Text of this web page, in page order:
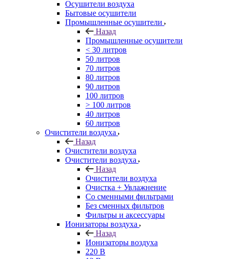
Осушители воздуха
Бытовые осушители
Промышленные осушители
Назад
Промышленные осушители
< 30 литров
50 литров
70 литров
80 литров
90 литров
100 литров
> 100 литров
40 литров
60 литров
Очистители воздуха
Назад
Очистители воздуха
Очистители воздуха
Назад
Очистители воздуха
Очистка + Увлажнение
Cо сменными фильтрами
Без сменных фильтров
Фильтры и аксессуары
Ионизаторы воздуха
Назад
Ионизаторы воздуха
220 В